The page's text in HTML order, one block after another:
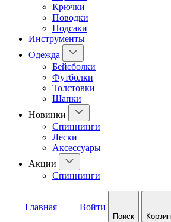
Крючки
Поводки
Подсаки
Инструменты
Одежда
Бейсболки
Футболки
Толстовки
Шапки
Новинки
Спиннинги
Лески
Аксессуары
Акции
Спиннинги
Главная Войти
Поиск